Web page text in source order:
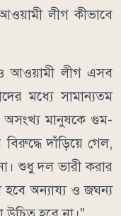
লীগ কীভাবে
আওয়ামী লীগ এসব
মধ্যে সামান্যতম
মানুষকে গুম-
দাঁড়িয়ে গেল,
শুধু দল ভারী করার
হবে অন্যায্য ও জঘন্য